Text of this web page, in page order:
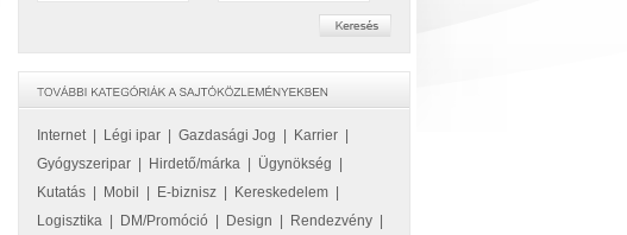
Internet| Légi ipar Gazdasági Jog Karrier
Gyógyszeripar
Hirdető/márka Ügynökség
Kutatás
Mobil E-biznisz Kereskedelem
Logisztika
DM/Promóció Design Rendezvény